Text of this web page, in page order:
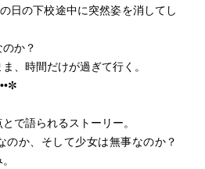
日の下校途中に突然姿を消してし
か？
、時間だけが過ぎて行く。
で語られるストーリー。
のか、そして少女は無事なのか？